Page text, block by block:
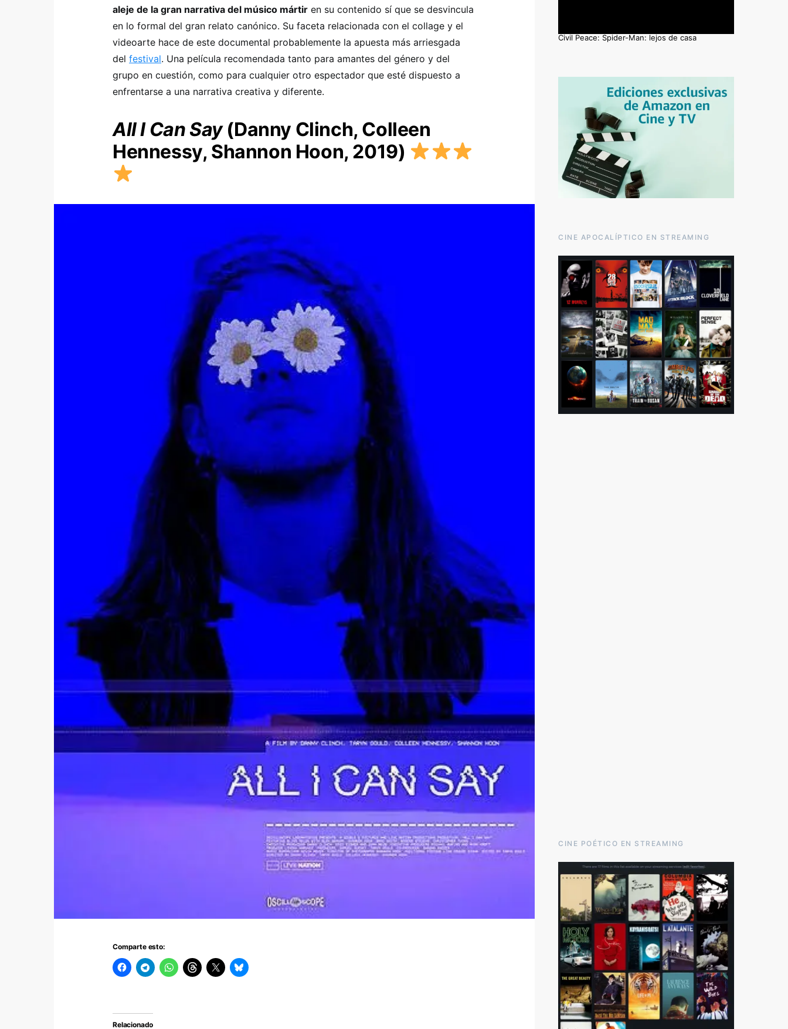
aleje de la gran narrativa del músico mártir en su contenido sí que se desvincula
en lo formal del gran relato canónico. Su faceta relacionada con el collage y el
videoarte hace de este documental probablemente la apuesta más arriesgada
del festival. Una película recomendada tanto para amantes del género y del
grupo en cuestión, como para cualquier otro espectador que esté dispuesto a
enfrentarse a una narrativa creativa y diferente.
All I Can Say ​(​Danny Clinch, Colleen
Hennessy, Shannon Hoon, 2019)
Comparte esto:
Relacionado
Civil Peace: Spider-Man: lejos de casa
CINE APOCALÍPTICO EN STREAMING
CINE POÉTICO EN STREAMING